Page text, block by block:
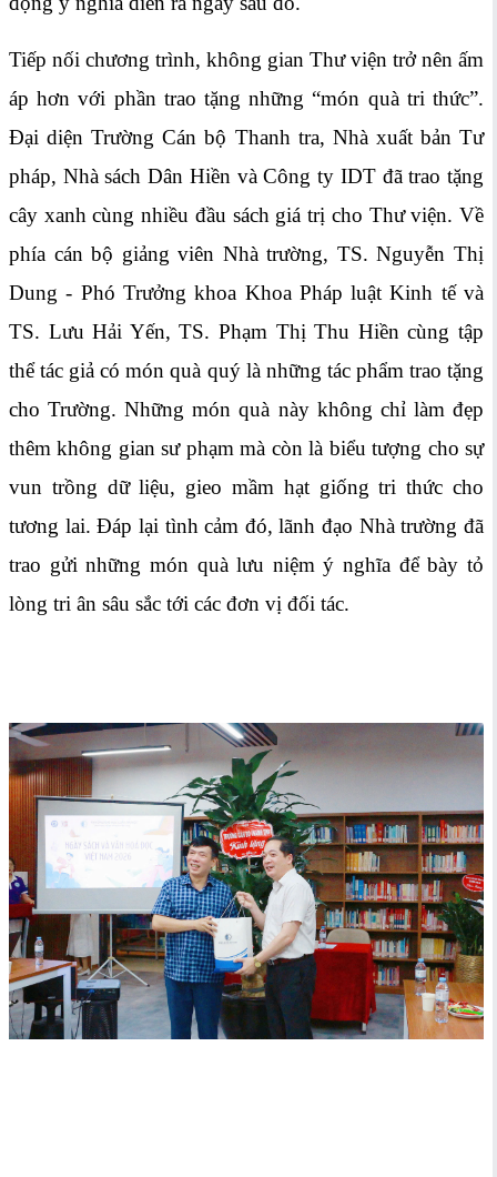
Tiếp nối chương trình, không gian Thư viện trở nên ấm
áp hơn với phần trao tặng những “món quà tri thức”.
Đại diện Trường Cán bộ Thanh tra, Nhà xuất bản Tư
pháp, Nhà sách Dân Hiền và Công ty IDT đã trao tặng
cây xanh cùng nhiều đầu sách giá trị cho Thư viện. Về
phía cán bộ giảng viên Nhà trường, TS. Nguyễn Thị
Dung - Phó Trưởng khoa Khoa Pháp luật Kinh tế và
TS. Lưu Hải Yến, TS. Phạm Thị Thu Hiền cùng tập
thể tác giả có món quà quý là những tác phẩm trao tặng
cho Trường. Những món quà này không chỉ làm đẹp
thêm không gian sư phạm mà còn là biểu tượng cho sự
vun trồng dữ liệu, gieo mầm hạt giống tri thức cho
tương lai. Đáp lại tình cảm đó, lãnh đạo Nhà trường đã
trao gửi những món quà lưu niệm ý nghĩa để bày tỏ
lòng tri ân sâu sắc tới các đơn vị đối tác.